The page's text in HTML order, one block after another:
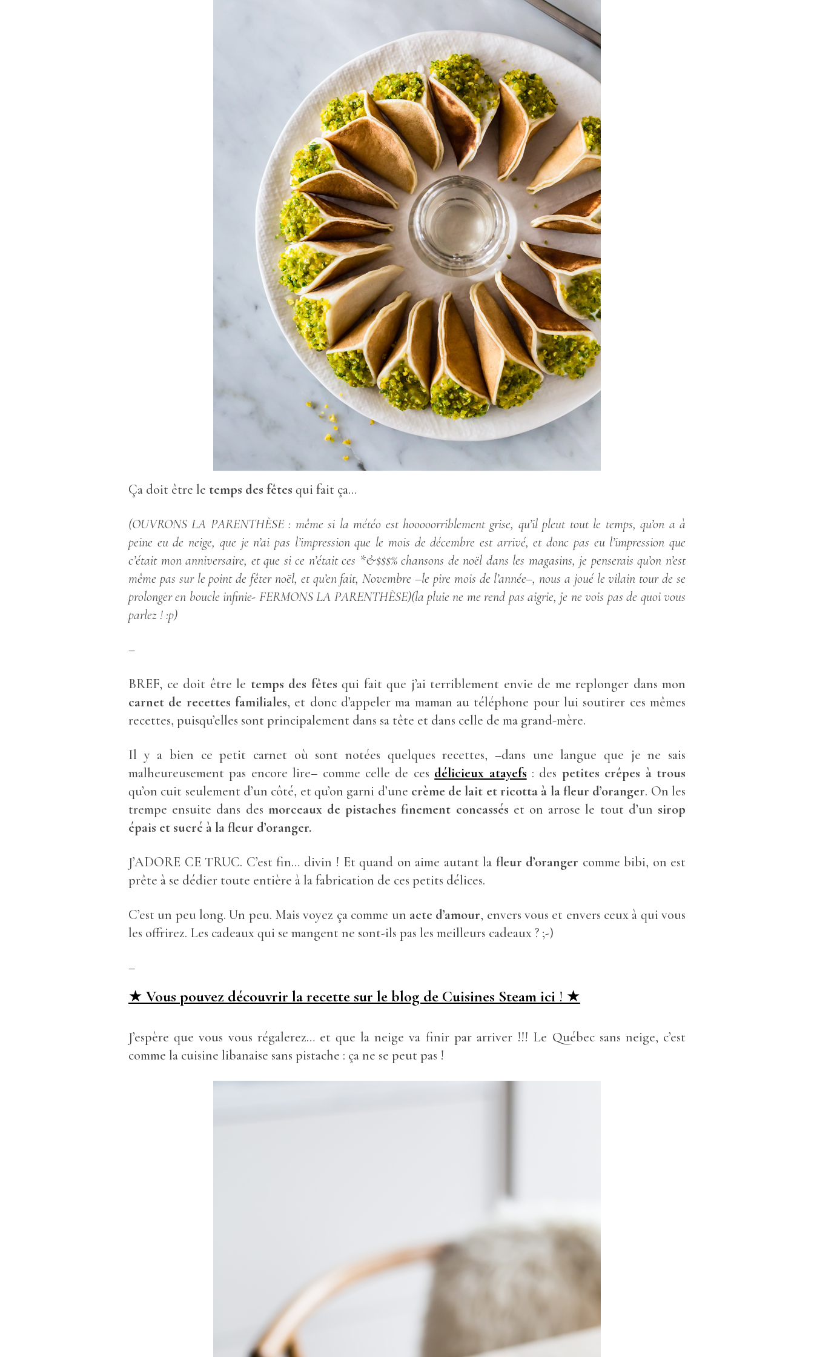
Ça doit être le temps des fêtes qui fait ça…
(OUVRONS LA PARENTHÈSE : même si la météo est hooooorriblement grise, qu’il pleut tout le temps, qu’on a à
peine eu de neige, que je n’ai pas l’impression que le mois de décembre est arrivé, et donc pas eu l’impression que
c’était mon anniversaire, et que si ce n’était ces *&$$$% chansons de noël dans les magasins, je penserais qu’on n’est
même pas sur le point de fêter noël, et qu’en fait, Novembre –le pire mois de l’année–, nous a joué le vilain tour de se
prolonger en boucle infinie- FERMONS LA PARENTHÈSE)(la pluie ne me rend pas aigrie, je ne vois pas de quoi vous
parlez ! :p)
–
BREF, ce doit être le temps des fêtes qui fait que j’ai terriblement envie de me replonger dans mon
carnet de recettes familiales, et donc d’appeler ma maman au téléphone pour lui soutirer ces mêmes
recettes, puisqu’elles sont principalement dans sa tête et dans celle de ma grand-mère.
Il y a bien ce petit carnet où sont notées quelques recettes, –dans une langue que je ne sais
malheureusement pas encore lire– comme celle de ces délicieux atayefs : des petites crêpes à trous
qu’on cuit seulement d’un côté, et qu’on garni d’une crème de lait et ricotta à la fleur d’oranger. On les
trempe ensuite dans des morceaux de pistaches finement concassés et on arrose le tout d’un sirop
épais et sucré à la fleur d’oranger.
J’ADORE CE TRUC. C’est fin… divin ! Et quand on aime autant la fleur d’oranger comme bibi, on est
prête à se dédier toute entière à la fabrication de ces petits délices.
C’est un peu long. Un peu. Mais voyez ça comme un acte d’amour, envers vous et envers ceux à qui vous
les offrirez. Les cadeaux qui se mangent ne sont-ils pas les meilleurs cadeaux ? ;-)
–
★ Vous pouvez découvrir la recette sur le blog de Cuisines Steam ici ! ★
J’espère que vous vous régalerez… et que la neige va finir par arriver !!! Le Québec sans neige, c’est
comme la cuisine libanaise sans pistache : ça ne se peut pas !